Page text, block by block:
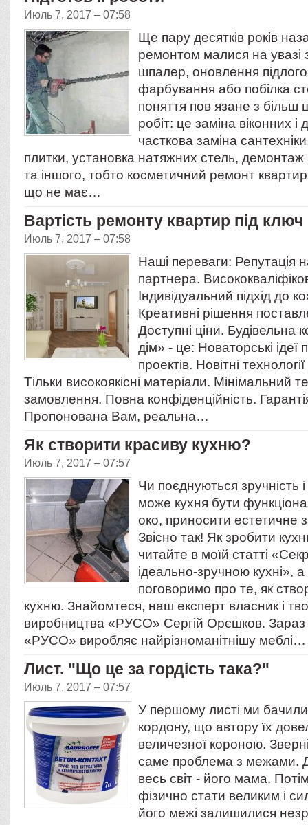
Июль 7, 2017 – 07:58
Ще пару десятків років
ремонтом малися на увазі
шпалер, оновлення
фарбування або побілка
поняття пов язане з
робіт: це заміна віконних і
часткова заміна
плитки, установка натяжних стель, демонтаж
та іншого, тобто косметичний ремонт
що не має…
Вартість ремонту квартир під ключ
Июль 7, 2017 – 07:58
Наші переваги: Репутація
партнера.
Індивідуальний підхід до
Креативні рішення
Доступні ціни. Будівельна
дім» - це: Новаторські ідеї
проектів. Новітні
Тільки високоякісні матеріали. Мінімальний
замовлення. Повна конфіденційність.
Пропонована Вам, реальна…
Як створити красиву кухню?
Июль 7, 2017 – 07:57
Чи поєднуються зручність
може кухня бути
око, приносити естетичне
Звісно так! Як зробити
читайте в моїй статті
ідеально-зручною кухні»,
поговоримо про те, як
кухню. Знайомтеся, наш експерт власник і
виробництва «РУСО» Сергій Орєшков.
«РУСО» виробляє найрізноманітнішу меблі…
Лист. "Що це за гордість така?"
Июль 7, 2017 – 07:57
У першому листі ми бачили
кордону, що автору їх
величезної короною.
саме проблема з межами.
весь світ - його мама.
фізично стати великим і
його межі залишилися